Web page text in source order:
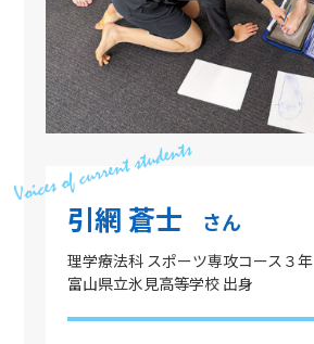
引網 蒼士 さん
理学療法科 スポーツ専攻コース３年
富山県立氷見高等学校 出身